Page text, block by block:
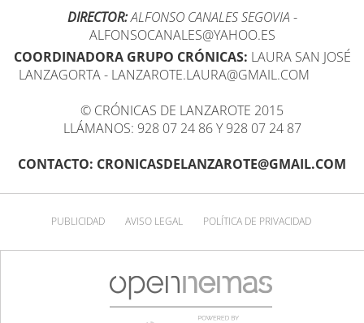
DIRECTOR:ALFONSO CANALES SEGOVIA -
ALFONSOCANALES@YAHOO.ES
COORDINADORA GRUPO CRÓNICAS: LAURA SAN JOSÉ
LANZAGORTA - LANZAROTE.LAURA@GMAIL.COM
© CRÓNICAS DE LANZAROTE 2015
LLÁMANOS: 928 07 24 86 Y 928 07 24 87
CONTACTO: CRONICASDELANZAROTE@GMAIL.COM
PUBLICIDAD AVISO LEGAL POLÍTICA DE PRIVACIDAD